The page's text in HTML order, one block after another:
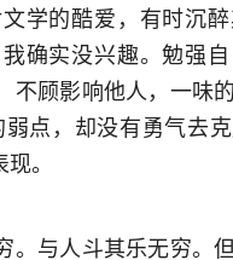
学的酷爱，有时沉
确实没兴趣。勉强
不顾影响他人，一味
点，却没有勇气去
。
。与人斗其乐无穷。